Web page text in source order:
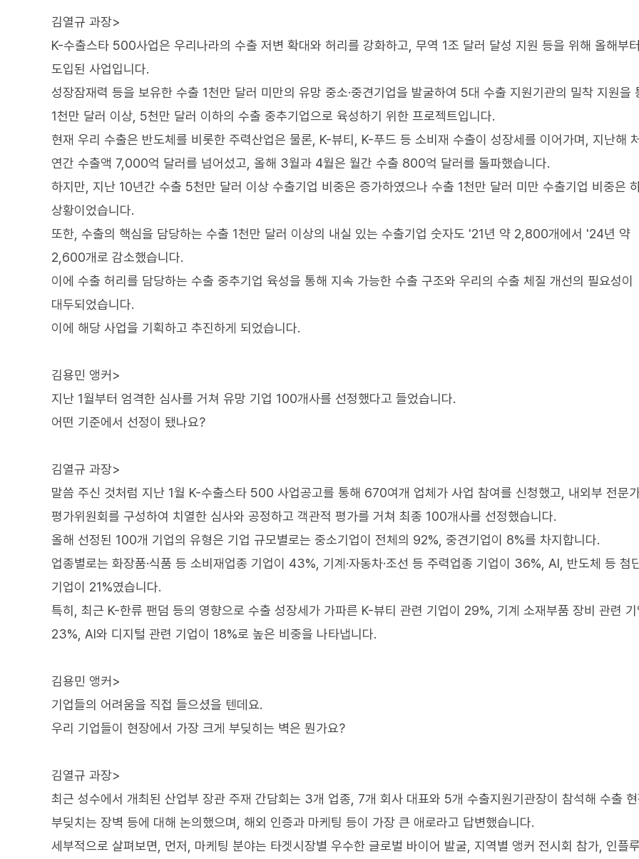
김열규 과장>
K-수출스타 500사업은 우리나라의 수출 저변 확대와 허리를 강화하고, 무역 1조 달러 달성 지원 등을 위해 올해부
도입된 사업입니다.
성장잠재력 등을 보유한 수출 1천만 달러 미만의 유망 중소·중견기업을 발굴하여 5대 수출 지원기관의 밀착 지원을
1천만 달러 이상, 5천만 달러 이하의 수출 중추기업으로 육성하기 위한 프로젝트입니다.
현재 우리 수출은 반도체를 비롯한 주력산업은 물론, K-뷰티, K-푸드 등 소비재 수출이 성장세를 이어가며, 지난해
연간 수출액 7,000억 달러를 넘어섰고, 올해 3월과 4월은 월간 수출 800억 달러를 돌파했습니다.
하지만, 지난 10년간 수출 5천만 달러 이상 수출기업 비중은 증가하였으나 수출 1천만 달러 미만 수출기업 비중은
상황이었습니다.
또한, 수출의 핵심을 담당하는 수출 1천만 달러 이상의 내실 있는 수출기업 숫자도 '21년 약 2,800개에서 '24년 약
2,600개로 감소했습니다.
이에 수출 허리를 담당하는 수출 중추기업 육성을 통해 지속 가능한 수출 구조와 우리의 수출 체질 개선의 필요성이
대두되었습니다.
이에 해당 사업을 기획하고 추진하게 되었습니다.
김용민 앵커>
지난 1월부터 엄격한 심사를 거쳐 유망 기업 100개사를 선정했다고 들었습니다.
어떤 기준에서 선정이 됐나요?
김열규 과장>
말씀 주신 것처럼 지난 1월 K-수출스타 500 사업공고를 통해 670여개 업체가 사업 참여를 신청했고, 내외부 전문
평가위원회를 구성하여 치열한 심사와 공정하고 객관적 평가를 거쳐 최종 100개사를 선정했습니다.
올해 선정된 100개 기업의 유형은 기업 규모별로는 중소기업이 전체의 92%, 중견기업이 8%를 차지합니다.
업종별로는 화장품·식품 등 소비재업종 기업이 43%, 기계·자동차·조선 등 주력업종 기업이 36%, AI, 반도체 등 첨
기업이 21%였습니다.
특히, 최근 K-한류 팬덤 등의 영향으로 수출 성장세가 가파른 K-뷰티 관련 기업이 29%, 기계 소재부품 장비 관련
23%, AI와 디지털 관련 기업이 18%로 높은 비중을 나타냅니다.
김용민 앵커>
기업들의 어려움을 직접 들으셨을 텐데요.
우리 기업들이 현장에서 가장 크게 부딪히는 벽은 뭔가요?
김열규 과장>
최근 성수에서 개최된 산업부 장관 주재 간담회는 3개 업종, 7개 회사 대표와 5개 수출지원기관장이 참석해 수출
부딪치는 장벽 등에 대해 논의했으며, 해외 인증과 마케팅 등이 가장 큰 애로라고 답변했습니다.
세부적으로 살펴보면, 먼저, 마케팅 분야는 타겟시장별 우수한 글로벌 바이어 발굴, 지역별 앵커 전시회 참가, 인플